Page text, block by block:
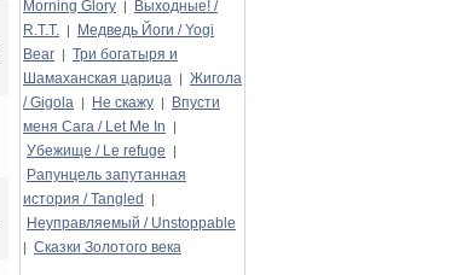
Morning Glory |
Выходные! /
R.T.T. |
Медведь Йоги / Yogi
Bear | Три богатыря и
Шамаханская царица | Жигола
/ Gigola | Не скажу |
Впусти
меня Сага / Let Me In
|
Убежище / Le refuge |
Рапунцель запутанная
история / Tangled
|
Неуправляемый / Unstoppable
| Сказки Золотого века